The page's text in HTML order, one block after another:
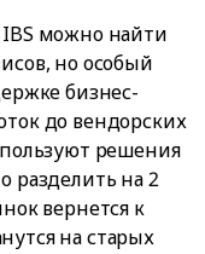
можно найти
но особый
бизнес-
до вендорских
решения
разделить на 2
вернется к
на старых